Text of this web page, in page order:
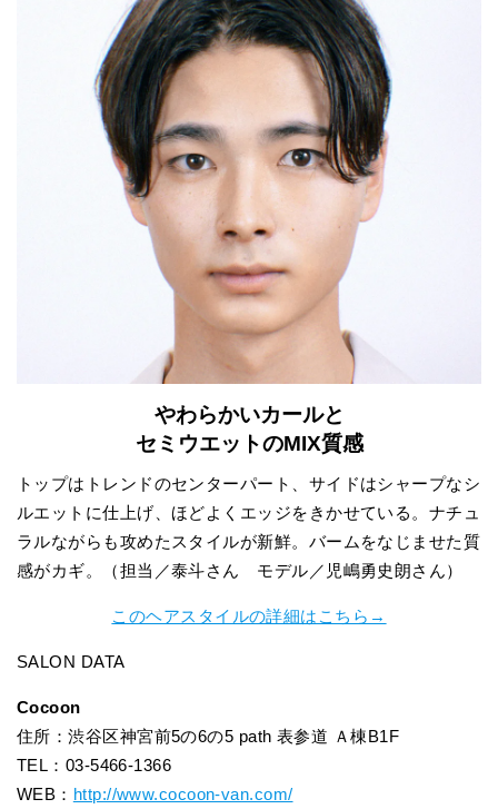
やわらかいカールと
セミウエットのMIX質感
トップはトレンドのセンターパート、サイドはシャープなシ
ルエットに仕上げ、ほどよくエッジをきかせている。ナチュ
ラルながらも攻めたスタイルが新鮮。バームをなじませた質
感がカギ。（担当／泰斗さん モデル／児嶋勇史朗さん）
このヘアスタイルの詳細はこちら→
SALON DATA
Cocoon
住所：渋谷区神宮前5の6の5 path 表参道 Ａ棟B1F
TEL：03-5466-1366
WEB： http://www.cocoon-van.com/